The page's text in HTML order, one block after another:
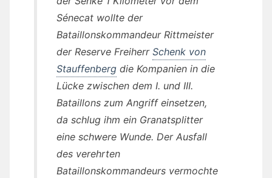
Sénecat wollte der
Bataillonskommandeur Rittmeister
der Reserve Freiherr Schenk von
Stauffenberg die Kompanien in die
Lücke zwischen dem I. und III.
Bataillons zum Angriff einsetzen,
da schlug ihm ein Granatsplitter
eine schwere Wunde. Der Ausfall
des verehrten
Bataillonskommandeurs vermochte